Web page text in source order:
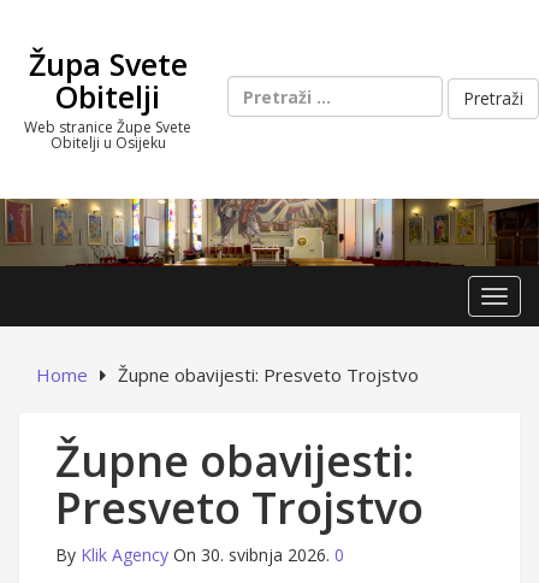
contentŽupa Svete
Obitelji
Web stranice Župe Svete
Obitelji u Osijeku
Pretraži:
Home Župne obavijesti: Presveto Trojstvo
Župne obavijesti:
Presveto Trojstvo
By Klik Agency On 30. svibnja 2026. 0